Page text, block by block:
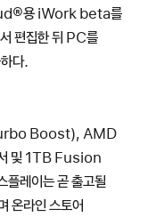
용 iWork beta를
편집한 뒤 PC를
다.
Boost), AMD
및 1TB Fusion
레이는 곧 출고될
온라인 스토어